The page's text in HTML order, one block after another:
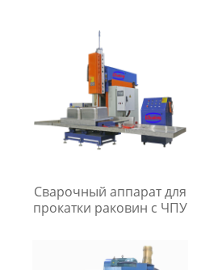
Сварочный аппарат для
прокатки раковин с ЧПУ